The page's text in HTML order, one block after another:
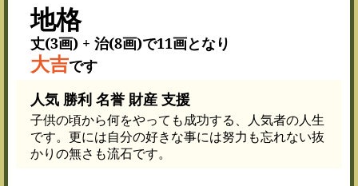
地格
丈(3画) + 治(8画)で11画となり
大吉です
人気 勝利 名誉 財産 支援
子供の頃から何をやっても成功する、人気者の人生
です。更には自分の好きな事には努力も忘れない抜
かりの無さも流石です。